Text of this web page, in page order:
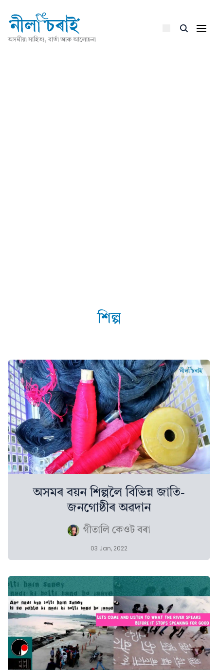
অসমীয়া সাহিত্য, বাৰ্তা আৰু আলোচনা
শিল্প
অসমৰ বয়ন শিল্পলৈ বিভিন্ন জাতি-
জনগোষ্ঠীৰ অৱদান
গীতালি কেওট বৰা
03 Jan, 2022